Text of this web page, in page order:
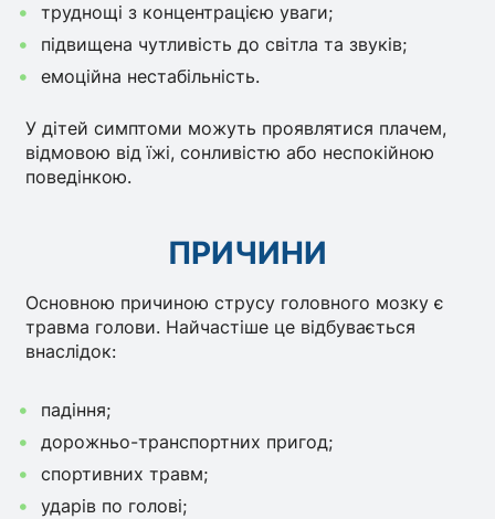
труднощі з концентрацією уваги;
підвищена чутливість до світла та звуків;
емоційна нестабільність.
У дітей симптоми можуть проявлятися плачем,
відмовою від їжі, сонливістю або неспокійною
поведінкою.
ПРИЧИНИ
Основною причиною струсу головного мозку є
травма голови. Найчастіше це відбувається
внаслідок:
падіння;
дорожньо-транспортних пригод;
спортивних травм;
ударів по голові;